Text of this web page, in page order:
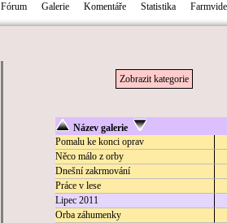
Fórum Galerie Komentáře Statistika
Zobrazit kategorie
Název galerie
Pomalu ke konci oprav
Něco málo z orby
Dnešní zakrmování
Práce v lese
Lipec 2011
Orba záhumenky